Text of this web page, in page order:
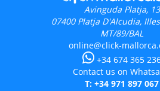
Avinguda Platja, 13
07400 Platja D'Alcudia,
MT/89/BAL
online@click-
+34 674 365
Contact us on
T: +34 971 897 067